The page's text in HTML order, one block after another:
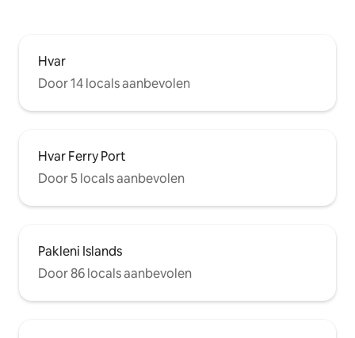
Hvar
Door 14 locals aanbevolen
Hvar Ferry Port
Door 5 locals aanbevolen
Pakleni Islands
Door 86 locals aanbevolen